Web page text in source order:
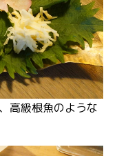
高級根魚のような